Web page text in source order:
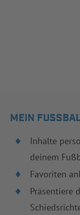
MEIN
Inhalte
deinem
Favoriten
Präsentiere